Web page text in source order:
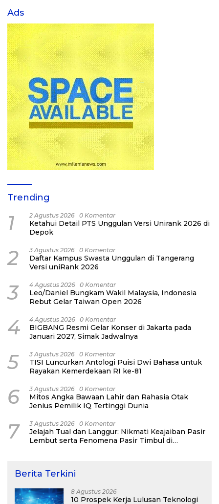
Ads
Trending
1 2 Agustus 2026 0 Komentar
Ketahui Detail PTS Unggulan Versi Unirank 2026 di
Depok
2 3 Agustus 2026 0 Komentar
Daftar Kampus Swasta Unggulan di Tangerang
Versi uniRank 2026
3 4 Agustus 2026 0 Komentar
Leo/Daniel Bungkam Wakil Malaysia, Indonesia
Rebut Gelar Taiwan Open 2026
4 4 Agustus 2026 0 Komentar
BIGBANG Resmi Gelar Konser di Jakarta pada
Januari 2027, Simak Jadwalnya
5 3 Agustus 2026 0 Komentar
TISI Luncurkan Antologi Puisi Dwi Bahasa untuk
Rayakan Kemerdekaan RI ke-81
6 3 Agustus 2026 0 Komentar
Mitos Angka Bawaan Lahir dan Rahasia Otak
Jenius Pemilik IQ Tertinggi Dunia
7 3 Agustus 2026 0 Komentar
Jelajah Tual dan Langgur: Nikmati Keajaiban Pasir
Lembut serta Fenomena Pasir Timbul di
Berita Terkini
8 Agustus 2026
10 Prospek Kerja Lulusan Teknologi